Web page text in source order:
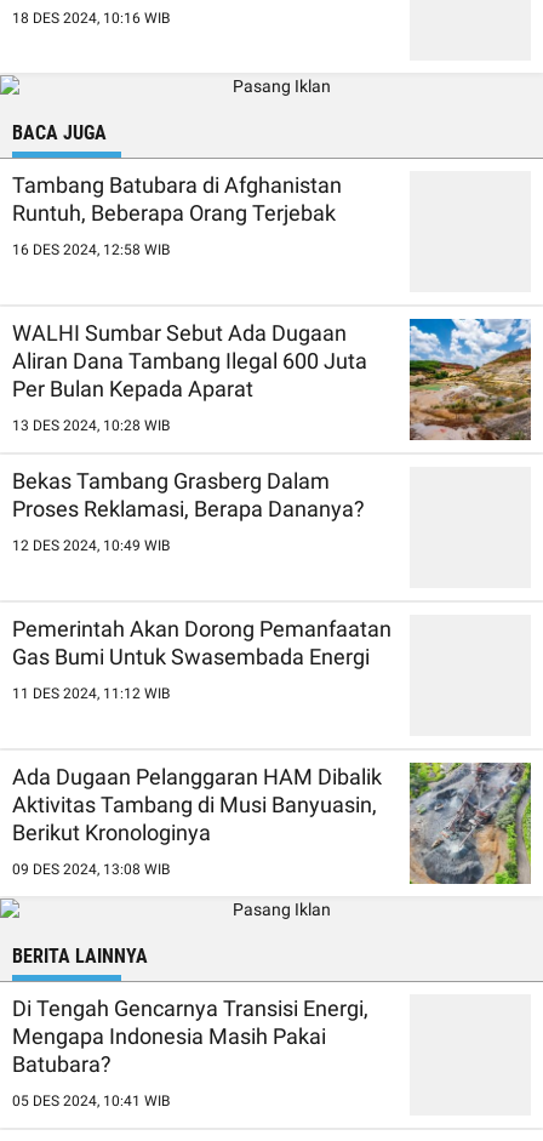
18 DES 2024, 10:16 WIB
BACA JUGA
Tambang Batubara di Afghanistan
Runtuh, Beberapa Orang Terjebak
16 DES 2024, 12:58 WIB
WALHI Sumbar Sebut Ada Dugaan
Aliran Dana Tambang Ilegal 600 Juta
Per Bulan Kepada Aparat
13 DES 2024, 10:28 WIB
Bekas Tambang Grasberg Dalam
Proses Reklamasi, Berapa Dananya?
12 DES 2024, 10:49 WIB
Pemerintah Akan Dorong Pemanfaatan
Gas Bumi Untuk Swasembada Energi
11 DES 2024, 11:12 WIB
Ada Dugaan Pelanggaran HAM Dibalik
Aktivitas Tambang di Musi Banyuasin,
Berikut Kronologinya
09 DES 2024, 13:08 WIB
BERITA LAINNYA
Di Tengah Gencarnya Transisi Energi,
Mengapa Indonesia Masih Pakai
Batubara?
05 DES 2024, 10:41 WIB